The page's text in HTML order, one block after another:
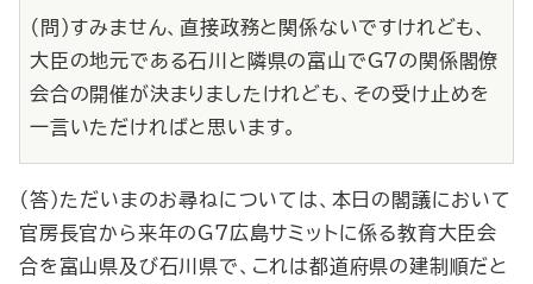
（問）すみません、直接政務と関係ないですけれども、
大臣の地元である石川と隣県の富山でG7の関係閣僚
会合の開催が決まりましたけれども、その受け止めを
一言いただければと思います。
（答）ただいまのお尋ねについては、本日の閣議において
官房長官から来年のG7広島サミットに係る教育大臣会
合を富山県及び石川県で、これは都道府県の建制順だと